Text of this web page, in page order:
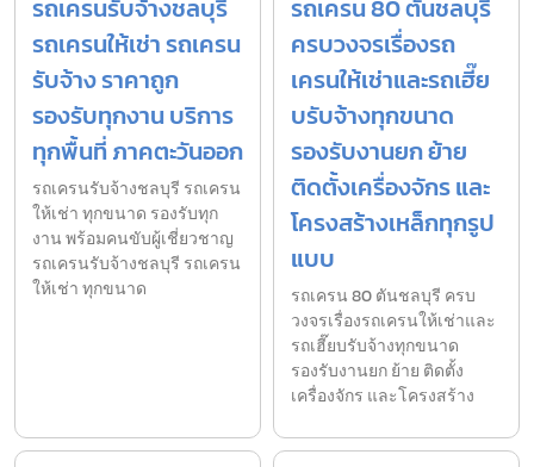
รถเครนรับจ้างชลบุรี
รถเครนให้เช่า รถเครน
รับจ้าง ราคาถูก
รองรับทุกงาน บริการ
ทุกพื้นที่ ภาคตะวันออก
รถเครนรับจ้างชลบุรี รถเครน
ให้เช่า ทุกขนาด รองรับทุก
งาน พร้อมคนขับผู้เชี่ยวชาญ
รถเครนรับจ้างชลบุรี รถเครน
ให้เช่า ทุกขนาด
รถเครน 80 ตันชลบุรี
ครบวงจรเรื่องรถ
เครนให้เช่าและรถเฮี๊ย
บรับจ้างทุกขนาด
รองรับงานยก ย้าย
ติดตั้งเครื่องจักร และ
โครงสร้างเหล็กทุกรูป
แบบ
รถเครน 80 ตันชลบุรี ครบ
วงจรเรื่องรถเครนให้เช่าและ
รถเฮี๊ยบรับจ้างทุกขนาด
รองรับงานยก ย้าย ติดตั้ง
เครื่องจักร และโครงสร้าง